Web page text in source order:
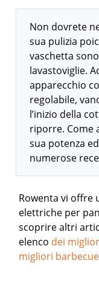
Non dovrete
sua pulizia
vaschetta
lavastoviglie.
apparecchio
regolabile,
l’inizio della
riporre. Come
sua potenza
numerose
Rowenta vi offre
elettriche per
scoprire altri
elenco dei
migliori